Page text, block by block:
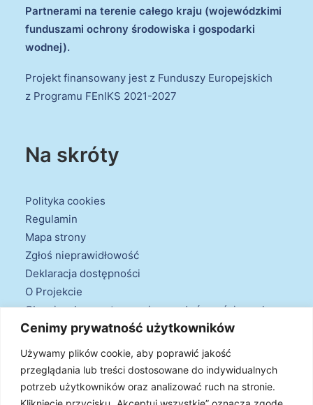
Cenimy prywatność użytkowników
Używamy plików cookie, aby poprawić jakość
przeglądania lub treści dostosowane do indywidualnych
potrzeb użytkowników oraz analizować ruch na stronie.
Partnerami na terenie całego kraju (wojewódzkimi
funduszami ochrony środowiska i gospodarki
wodnej).
Projekt finansowany jest z Funduszy Europejskich
z Programu FEnIKS 2021-2027
Na skróty
Polityka cookies
Regulamin
Mapa strony
Zgłoś nieprawidłowość
Deklaracja dostępności
O Projekcie
Obowiązek przestrzegania zasad równościowych
oraz warunków podstawowych
Klauzule informacyjne